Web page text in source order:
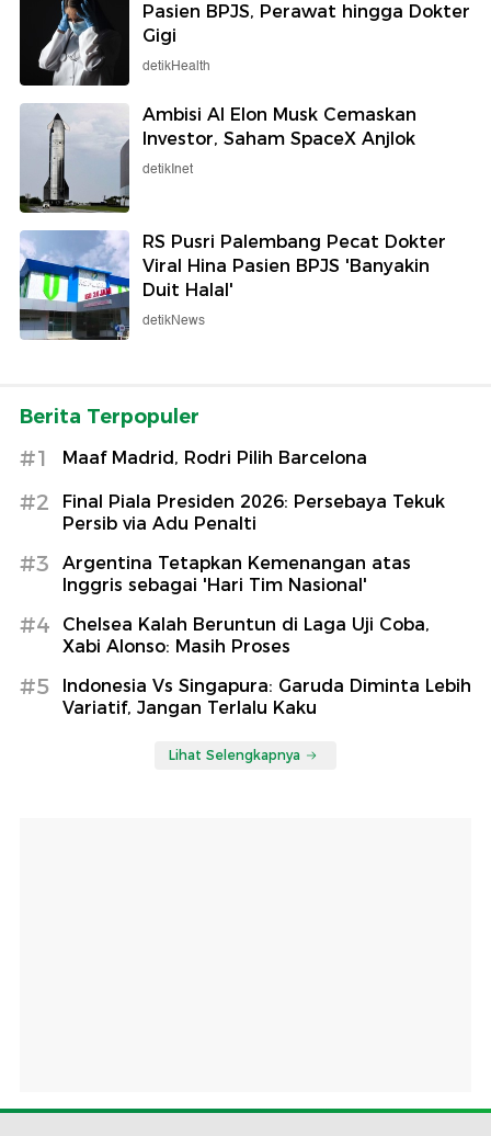
Pasien BPJS, Perawat hingga Dokter
Gigi
detikHealth
Ambisi AI Elon Musk Cemaskan
Investor, Saham SpaceX Anjlok
detikInet
RS Pusri Palembang Pecat Dokter
Viral Hina Pasien BPJS 'Banyakin
Duit Halal'
detikNews
Berita Terpopuler
#1 Maaf Madrid, Rodri Pilih Barcelona
#2
Final Piala Presiden 2026: Persebaya Tekuk
Persib via Adu Penalti
#3
Argentina Tetapkan Kemenangan atas
Inggris sebagai 'Hari Tim Nasional'
#4
Chelsea Kalah Beruntun di Laga Uji Coba,
Xabi Alonso: Masih Proses
#5
Indonesia Vs Singapura: Garuda Diminta Lebih
Variatif, Jangan Terlalu Kaku
Lihat Selengkapnya